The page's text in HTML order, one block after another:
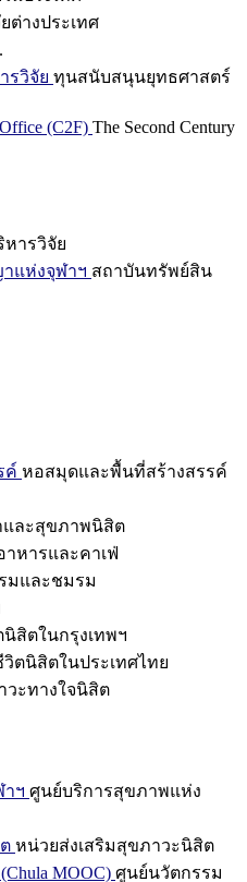
ต่างประเทศ
รวิจัย ทุนสนับสนุนยุทธศาสตร์
(C2F) The Second Century
ารวิจัย
แห่งจุฬาฯ สถาบันทรัพย์สิน
ค์ หอสมุดและพื้นที่สร้างสรรค์
และสุขภาพนิสิต
าหารและคาเฟ่
มและชมรม
นิสิตในกรุงเทพฯ
วิตนิสิตในประเทศไทย
วะทางใจนิสิต
ฯ ศูนย์บริการสุขภาพแห่ง
หน่วยส่งเสริมสุขภาวะนิสิต
MOOC) ศูนย์นวัตกรรม